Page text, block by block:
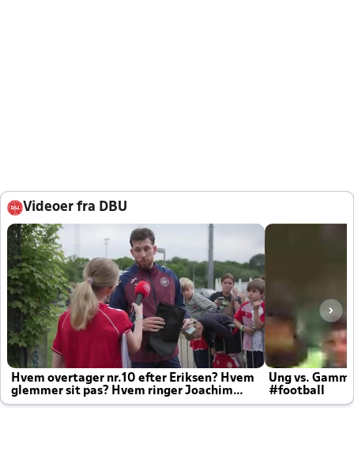
Videoer fra DBU
Hvem overtager nr.10 efter Eriksen? Hvem
glemmer sit pas? Hvem ringer Joachim
altid til efter kampe?
Ung vs.
#football